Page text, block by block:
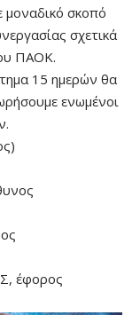
σκοπό
σχετικά
ΠΑΟΚ.
15 ημερών θα
ενωμένοι
έφορος